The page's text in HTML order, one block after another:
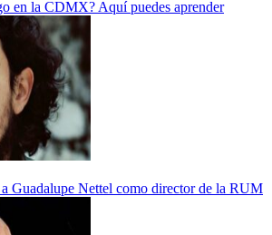
en la CDMX? Aquí puedes aprender
Guadalupe Nettel como director de la RUM